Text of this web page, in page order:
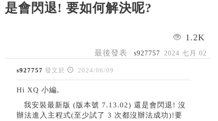
是會閃退! 要如何解決呢?
1.2K
最後發表 s927757 2024 七月 02
s927757 發文於 2024/06/09
Hi XQ 小編,
我安裝最新版 (版本號 7.13.02) 還是會閃退! 沒
辦法進入主程式(至少試了 3 次都沒辦法成功)!要